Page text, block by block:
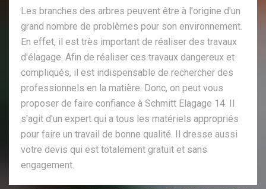
Les branches des arbres peuvent être à l'origine d'un
grand nombre de problèmes pour son environnement.
En effet, il est très important de réaliser des travaux
d'élagage. Afin de réaliser ces travaux dangereux et
compliqués, il est indispensable de rechercher des
professionnels en la matière. Donc, on peut vous
proposer de faire confiance à Schmitt Elagage 14. Il
s'agit d'un expert qui a tous les matériels appropriés
pour faire un travail de bonne qualité. Il dresse aussi
votre devis qui est totalement gratuit et sans
engagement.